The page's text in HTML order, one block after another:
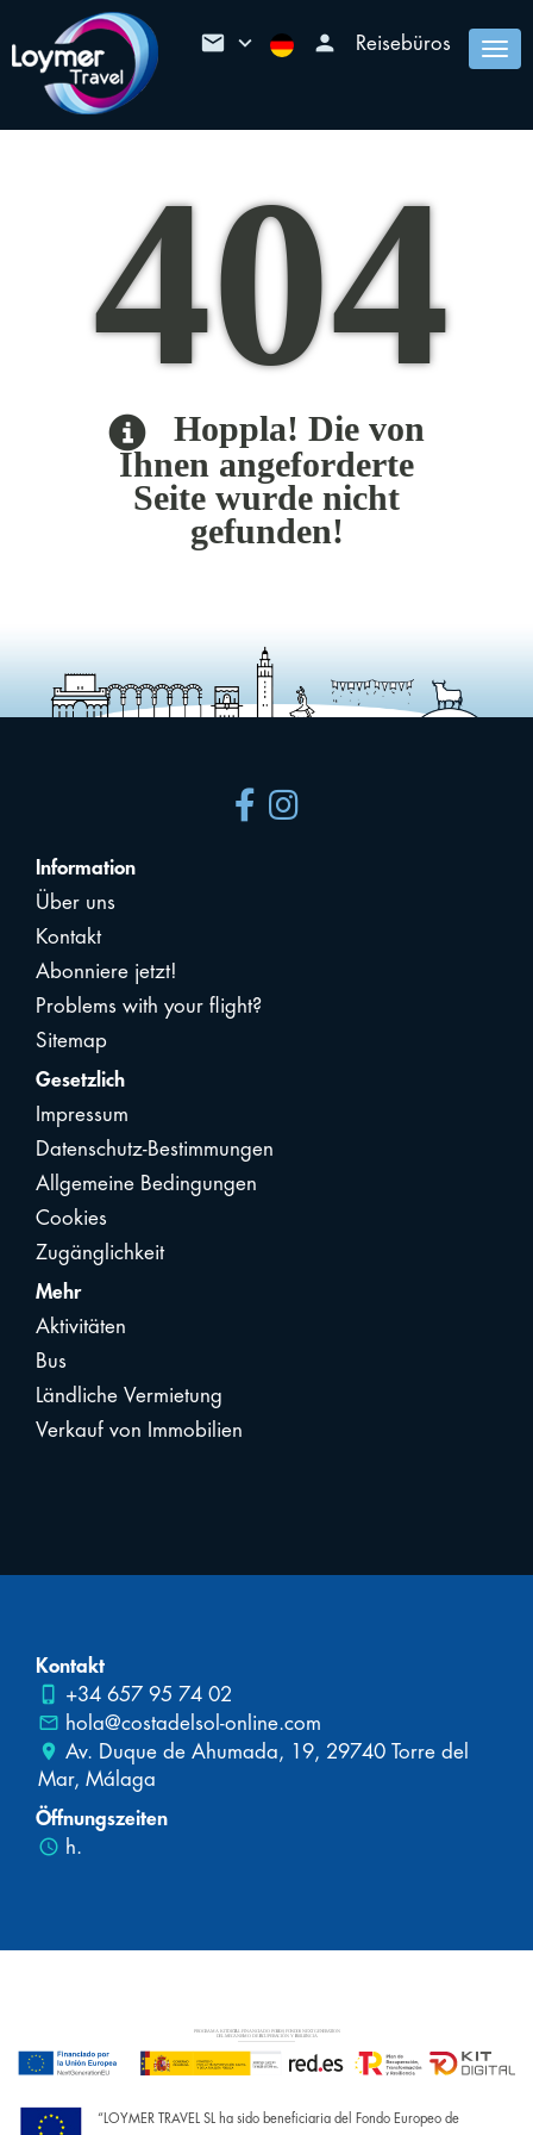
mail keyboard_arrow_down person Reisebüros
404
Hoppla! Die von
Ihnen angeforderte
Seite wurde nicht
gefunden!
Information
Über uns
Kontakt
Abonniere jetzt!
Problems with your flight?
Sitemap
Gesetzlich
Impressum
Datenschutz-Bestimmungen
Allgemeine Bedingungen
Cookies
Zugänglichkeit
Mehr
Aktivitäten
Bus
Ländliche Vermietung
Verkauf von Immobilien
Kontakt
phone_iphone +34 657 95 74 02
mail_outline hola@costadelsol-online.com
place Av. Duque de Ahumada, 19, 29740 Torre del
Mar, Málaga
Öffnungszeiten
schedule h.
“LOYMER TRAVEL SL ha sido beneficiaria del Fondo Europeo de